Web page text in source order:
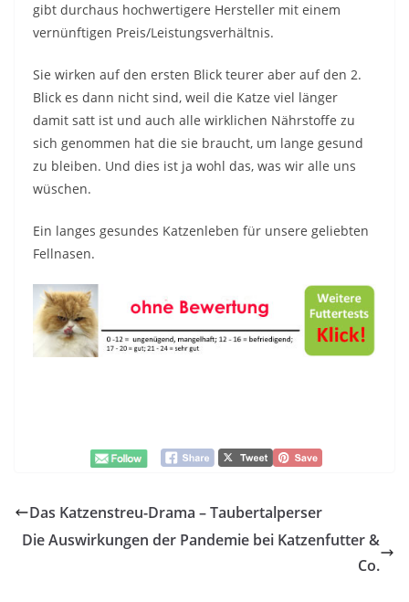
gibt durchaus hochwertigere Hersteller mit einem
vernünftigen Preis/Leistungsverhältnis.
Sie wirken auf den ersten Blick teurer aber auf den 2.
Blick es dann nicht sind, weil die Katze viel länger
damit satt ist und auch alle wirklichen Nährstoffe zu
sich genommen hat die sie braucht, um lange gesund
zu bleiben. Und dies ist ja wohl das, was wir alle uns
wüschen.
Ein langes gesundes Katzenleben für unsere geliebten
Fellnasen.
Das Katzenstreu-Drama – Taubertalperser
Die Auswirkungen der Pandemie bei Katzenfutter &
Co.